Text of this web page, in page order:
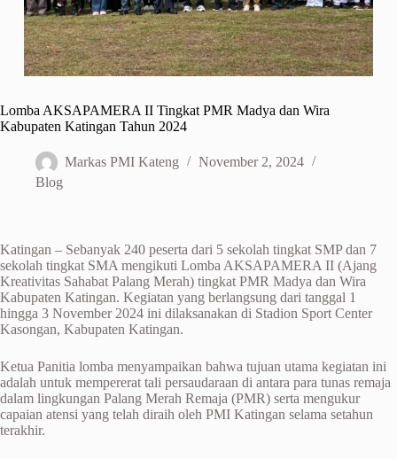
Lomba AKSAPAMERA II Tingkat PMR Madya dan Wira
Kabupaten Katingan Tahun 2024
Markas PMI Kateng
November 2, 2024
Blog
Katingan – Sebanyak 240 peserta dari 5 sekolah tingkat SMP dan 7
sekolah tingkat SMA mengikuti Lomba AKSAPAMERA II (Ajang
Kreativitas Sahabat Palang Merah) tingkat PMR Madya dan Wira
Kabupaten Katingan. Kegiatan yang berlangsung dari tanggal 1
hingga 3 November 2024 ini dilaksanakan di Stadion Sport Center
Kasongan, Kabupaten Katingan.
Ketua Panitia lomba menyampaikan bahwa tujuan utama kegiatan ini
adalah untuk mempererat tali persaudaraan di antara para tunas remaja
dalam lingkungan Palang Merah Remaja (PMR) serta mengukur
capaian atensi yang telah diraih oleh PMI Katingan selama setahun
terakhir.